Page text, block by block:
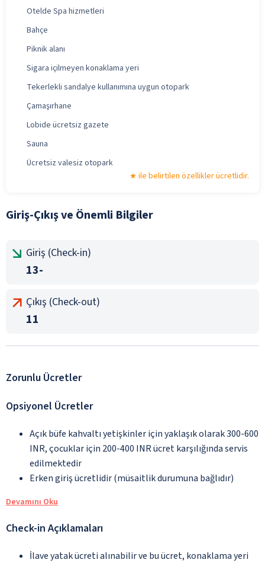
Otelde Spa hizmetleri
Bahçe
Piknik alanı
Sigara içilmeyen konaklama yeri
Tekerlekli sandalye kullanımına uygun otopark
Çamaşırhane
Lobide ücretsiz gazete
Sauna
Ücretsiz valesiz otopark
ile belirtilen özellikler ücretlidir.
Giriş-Çıkış ve Önemli Bilgiler
Giriş (Check-in)
13-
Çıkış (Check-out)
11
Zorunlu Ücretler
Opsiyonel Ücretler
Açık büfe kahvaltı yetişkinler için yaklaşık olarak 300-600
INR, çocuklar için 200-400 INR ücret karşılığında servis
edilmektedir
Erken giriş ücretlidir (müsaitlik durumuna bağlıdır)
Devamını Oku
Check-in Açıklamaları
İlave yatak ücreti alınabilir ve bu ücret, konaklama yeri